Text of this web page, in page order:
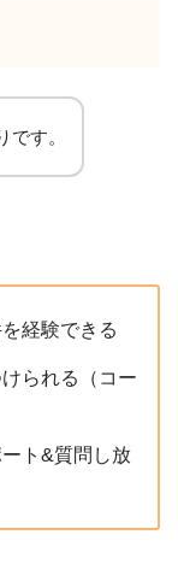
す。
経験できる
られる（コー
ト&質問し放